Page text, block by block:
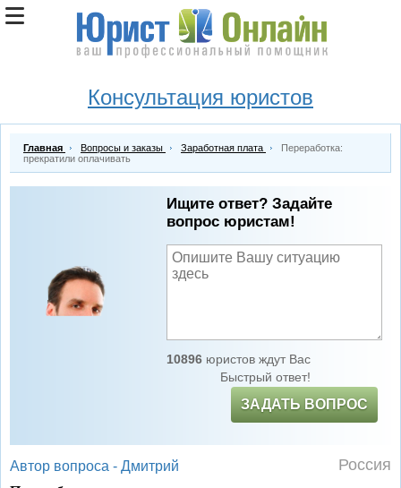
Консультация юристов
Главная Вопросы и заказы Заработная плата
Переработка:
прекратили оплачивать
Ищите ответ? Задайте
вопрос юристам!
10896юристов ждут Вас
Быстрый ответ!
ЗАДАТЬ ВОПРОС
Автор вопроса - Дмитрий Россия